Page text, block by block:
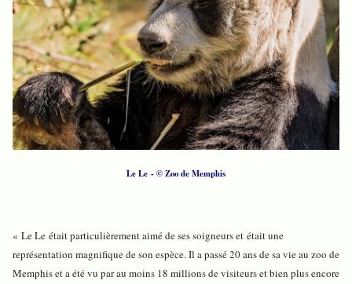
Le Le - © Zoo de Memphis
« Le Le était particulièrement aimé de ses soigneurs et était une
représentation magnifique de son espèce. Il a passé 20 ans de sa vie au zoo de
Memphis et a été vu par au moins 18 millions de visiteurs et bien plus encore